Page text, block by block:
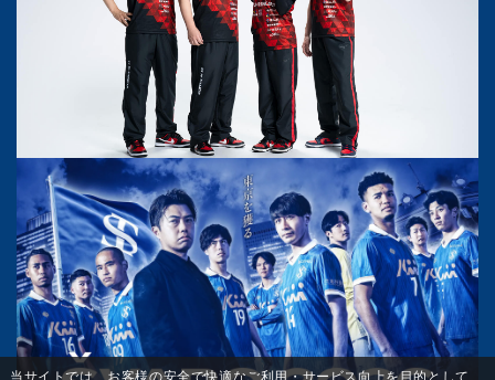
当サイトでは、お客様の安全で快適なご利用・サービス向上を目的として、